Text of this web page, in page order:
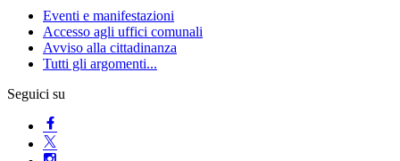
Eventi e manifestazioni
Accesso agli uffici comunali
Avviso alla cittadinanza
Tutti gli argomenti...
Seguici su